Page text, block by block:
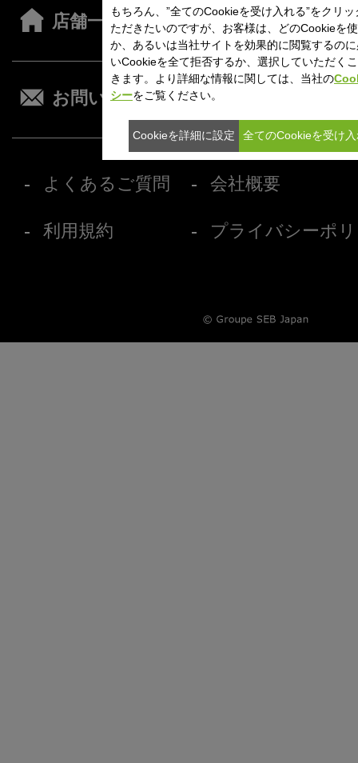
店舗一覧 お知ら
お問い合わせ
よくあるご質問 会社概要
利用規約 プライバシーポ
もちろん、”全てのCookieを受け入れる”をクリ
ただきたいのですが、お客様は、どのCookieを
か、あるいは当社サイトを効果的に閲覧するの
いCookieを全て拒否するか、選択していただく
きます。より詳細な情報に関しては、当社の
シーをご覧ください。
Cookieを詳細に設定 全てのCookieを受け